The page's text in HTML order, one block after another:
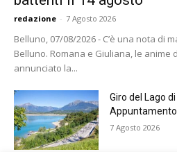
redazione - 7 Agosto 2026
Belluno, 07/08/2026 - C’è una nota di
Belluno. Romana e Giuliana, le anime
annunciato la...
Giro del Lago
7 Agosto 2026